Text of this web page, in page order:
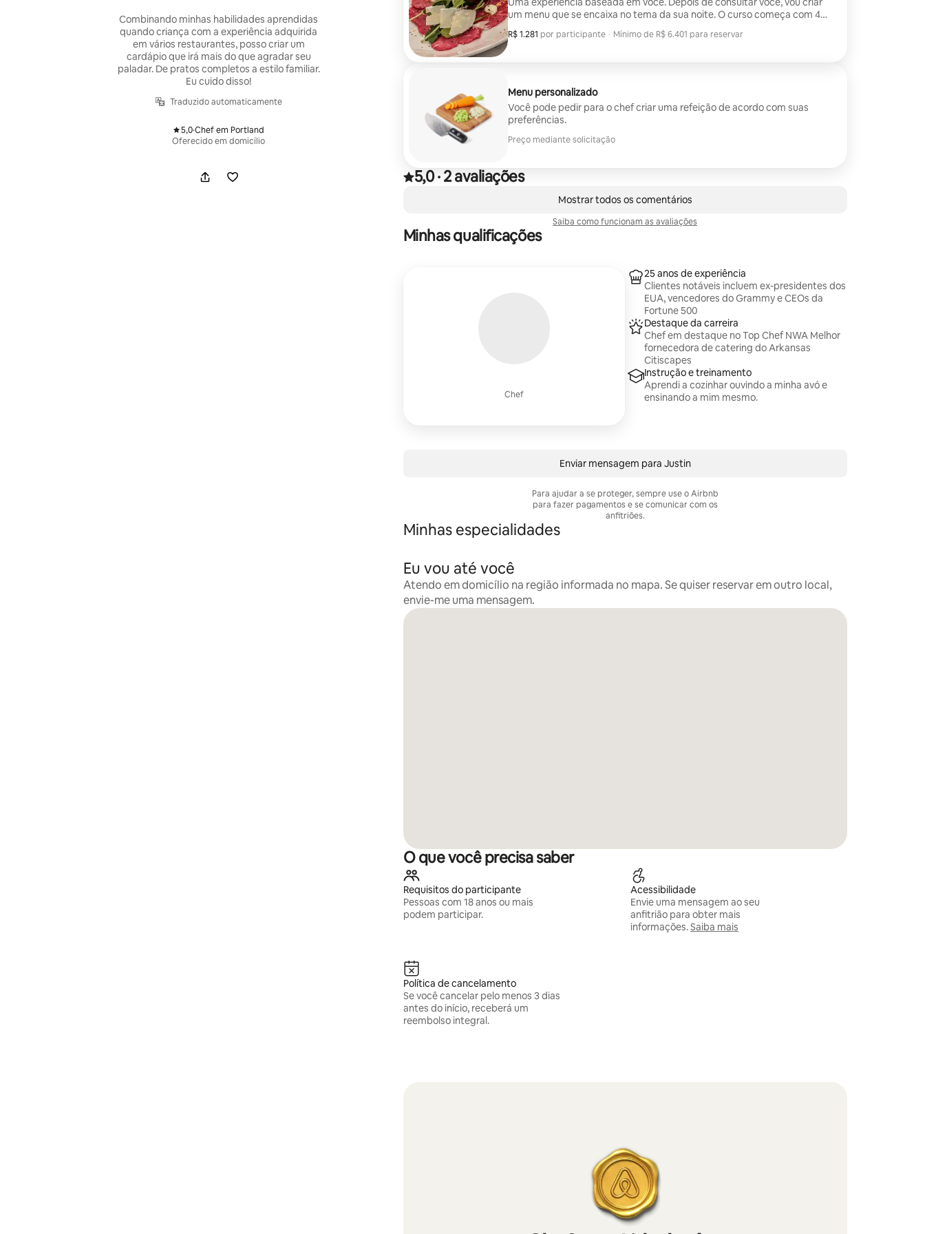
Combinando minhas habilidades aprendidas
quando criança com a experiência adquirida
em vários restaurantes, posso criar um
cardápio que irá mais do que agradar seu
paladar. De pratos completos a estilo familiar.
Eu cuido disso!
Traduzido automaticamente
5,0
, ·Chef em Portland
Oferecido em domicílio
um menu que se encaixa no tema da sua noite. O curso começa com 4
pratos, mas pode ser personalizado com base no evento que está sendo
hospedado. Tudo pode ser cozinhado no local a partir do zero, ou pode
R$ 1.281 por participante
R$ 1.281 por participante · Mínimo de R$ 6.401 para reservar
Menu personalizado
Você pode pedir para o chef criar uma refeição de acordo com suas
preferências.
Preço mediante solicitação
Avaliado com 5,0 de 5 estrelas, de um total de 2 avaliações
5,0
, ·2 avaliações
Mostrar todos os comentários
Saiba como funcionam as avaliações
Minhas qualificações
Chef
25 anos de experiência
Clientes notáveis incluem ex-presidentes dos
EUA, vencedores do Grammy e CEOs da
Fortune 500
Destaque da carreira
Chef em destaque no Top Chef NWA Melhor
fornecedora de catering do Arkansas
Citiscapes
Instrução e treinamento
Aprendi a cozinhar ouvindo a minha avó e
ensinando a mim mesmo.
Enviar mensagem para Justin
Para ajudar a se proteger, sempre use o Airbnb
para fazer pagamentos e se comunicar com os
anfitriões.
Minhas especialidades
Eu vou até você
Atendo em domicílio na região informada no mapa. Se quiser reservar em outro local,
envie-me uma mensagem.
O que você precisa saber
Requisitos do participante
Pessoas com 18 anos ou mais
podem participar.
Acessibilidade
Envie uma mensagem ao seu
anfitrião para obter mais
informações.Saiba mais
Política de cancelamento
Se você cancelar pelo menos 3 dias
antes do início, receberá um
reembolso integral.